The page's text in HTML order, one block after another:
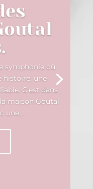
symphonie où
histoire, une
C'est dans
maison Goutal
une...